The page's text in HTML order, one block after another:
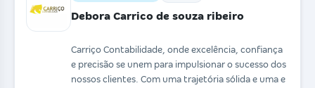
Debora Carrico de souza ribeiro
Carriço Contabilidade, onde excelência, confiança
e precisão se unem para impulsionar o sucesso dos
nossos clientes. Com uma trajetória sólida e uma e